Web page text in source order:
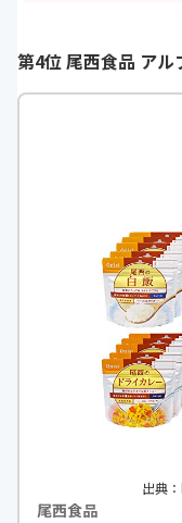
パッケージもかわ
開けやすいように
第4位 尾西食品 ア
出典
尾西食品